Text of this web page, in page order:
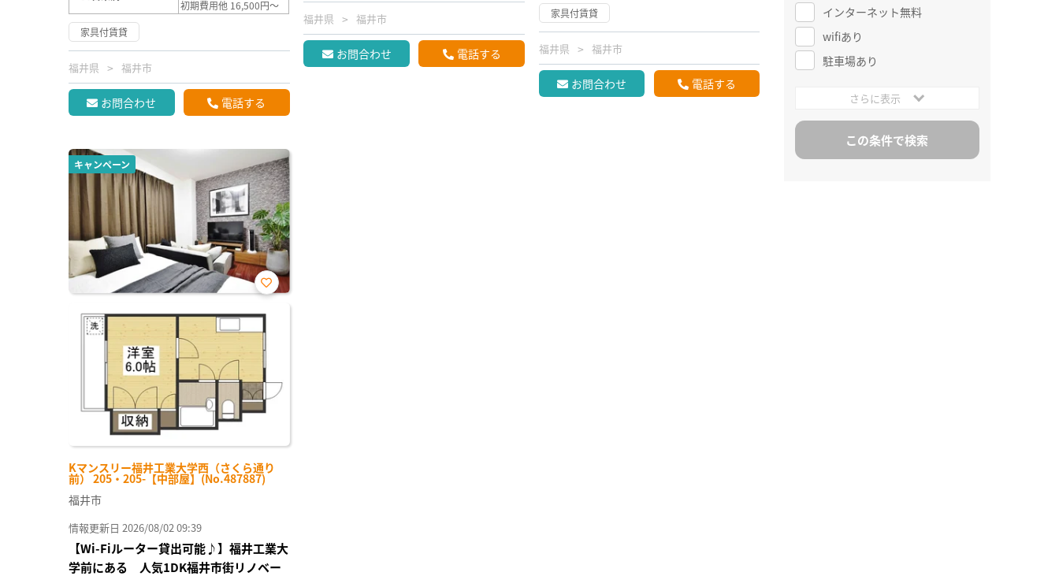
初期費用他 16,500円～
家具付賃貸
福井県 福井市
お問合わせ 電話する
福井県 福井市
お問合わせ 電話する
家具付賃貸
福井県 福井市
お問合わせ 電話する
キャンペーン
Kマンスリー福井工業大学西（さくら通り
前） 205・205-【中部屋】(No.487887)
お気
に入
り登
録
福井市
情報更新日 2026/08/02 09:39
【Wi-Fiルーター貸出可能♪】福井工業大
学前にある 人気1DK福井市街リノベー
インターネット無料
wifiあり
駐車場あり
さらに表示